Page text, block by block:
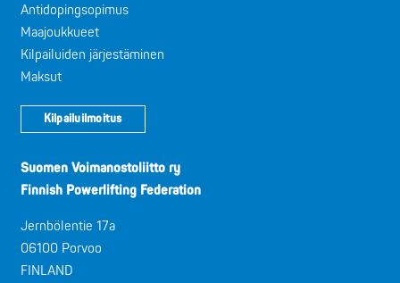
Antidopingsopimus
Maajoukkueet
Kilpailuiden järjestäminen
Maksut
Kilpailuilmoitus
Suomen Voimanostoliitto ry
Finnish Powerlifting Federation
Jernbölentie 17a
06100 Porvoo
FINLAND